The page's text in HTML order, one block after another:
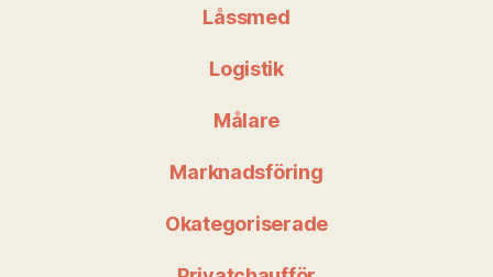
Låssmed
Logistik
Målare
Marknadsföring
Okategoriserade